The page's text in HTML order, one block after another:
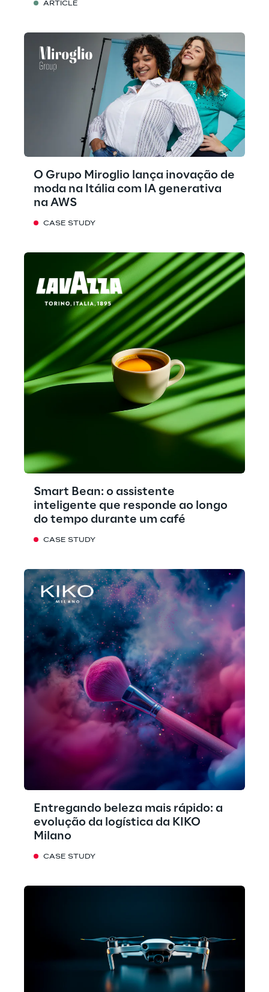
ARTICLE
O Grupo Miroglio lança inovação de
moda na Itália com IA generativa
na AWS
CASE STUDY
Smart Bean: o assistente
inteligente que responde ao longo
do tempo durante um café
CASE STUDY
Entregando beleza mais rápido: a
evolução da logística da KIKO
Milano
CASE STUDY